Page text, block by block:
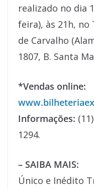
realizado no dia
feira), às 21h, no
de Carvalho
1807, B. Santa
*Vendas online:
Informações:
1294.
– SAIBA MAIS:
Único e Inédito